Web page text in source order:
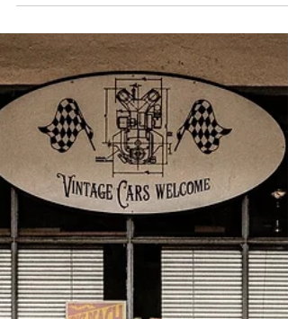
INCERTEZZE SUL
DEFICIT
Le prospettive economiche dell’Italia restano
condizionate da uno scenario internazionale
instabile, segnato dalle tensioni geopolitiche
dall’impatto della guerra in Medio Oriente.
Secondo le ultime previsioni della Banca
d’Italia, il Pil italiano crescerà dello 0,5% nel
2026 e nel 2027, per poi salire allo 0,8% nel
2028, dopo il +0,7% stimato per il 2025.
Parallelamente, l’inflazione torna a salire,
attestandosi al 2,6% nel 2026, spinta
principalmente dal rincaro dei prezz